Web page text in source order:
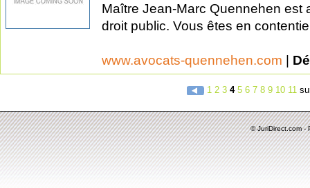
Maître Jean-Marc Quennehen est
droit public. Vous êtes en
www.avocats-quennehen.com |
1 2 3 4 5 6 7 8 9 10 11
© JuriDirect.com -